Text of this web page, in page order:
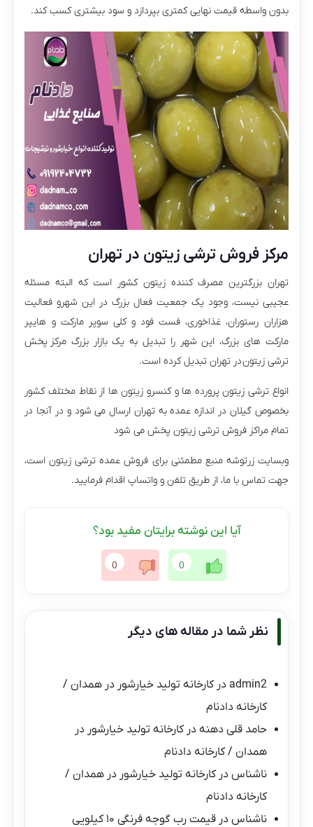
بدون واسطه قیمت نهایی کمتری بپردازد و سود بیشتری کسب کند.
مرکز فروش ترشی زیتون در تهران
تهران بزرگترین مصرف کننده زیتون کشور است که البته مسئله
عجیبی نیست، وجود یک جمعیت فعال بزرگ در این شهرو فعالیت
هزاران رستوران، غذاخوری، فست فود و کلی سوپر مارکت و هایپر
مارکت های بزرگ، این شهر را تبدیل به یک بازار بزرگ مرکز پخش
ترشی زیتون در تهران تبدیل کرده است.
انواع ترشی زیتون پرورده ها و کنسرو زیتون ها از نقاط مختلف کشور
بخصوص گیلان در اندازه عمده به تهران ارسال می شود و در آنجا در
تمام مراکز فروش ترشی زیتون پخش می شود
وبسایت زرتوشه منبع مطمئنی برای فروش عمده ترشی زیتون است،
جهت تماس با ما، از طریق تلفن و واتساپ اقدام فرمایید.
آیا این نوشته برایتان مفید بود؟
0
0
نظر شما در مقاله های دیگر
admin2 درکارخانه تولید خیارشور در همدان /
کارخانه دادنام
حامد قلی دهنه درکارخانه تولید خیارشور در
همدان / کارخانه دادنام
ناشناس درکارخانه تولید خیارشور در همدان /
کارخانه دادنام
ناشناس درقیمت رب گوجه فرنگی ۱۰ کیلویی